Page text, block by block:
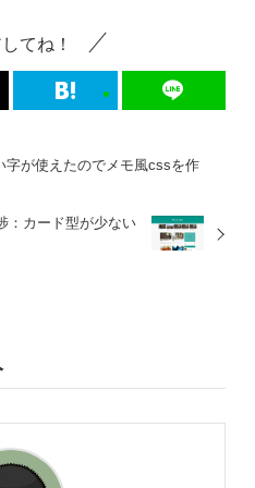
てね！
字が使えたのでメモ風cssを作
：カード型が少ない